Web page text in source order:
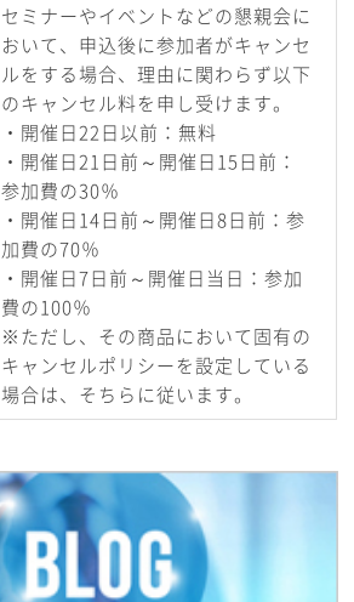
セミナーやイベントなどの懇親会に
おいて、申込後に参加者がキャンセ
ルをする場合、理由に関わらず以下
のキャンセル料を申し受けます。
・開催日22日以前：無料
・開催日21日前～開催日15日前：
参加費の30％
・開催日14日前～開催日8日前：参
加費の70％
・開催日7日前～開催日当日：参加
費の100％
※ただし、その商品において固有の
キャンセルポリシーを設定している
場合は、そちらに従います。